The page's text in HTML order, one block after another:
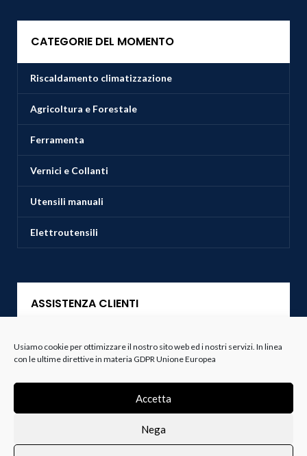
Usiamo cookie per ottimizzare il nostro sito web ed i nostri servizi. In linea
con le ultime direttive in materia GDPR Unione Europea
Accetta
Nega
CATEGORIE DEL MOMENTO
Riscaldamento climatizzazione
Agricoltura e Forestale
Ferramenta
Vernici e Collanti
Utensili manuali
Elettroutensili
ASSISTENZA CLIENTI